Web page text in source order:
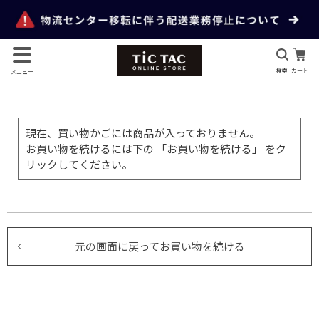
メニュー 検索 カート
現在、買い物かごには商品が入っておりません。
お買い物を続けるには下の 「お買い物を続ける」 をク
リックしてください。
元の画面に戻ってお買い物を続ける